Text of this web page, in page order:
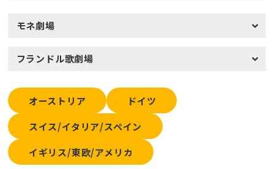
モネ劇場
フランドル歌劇場
オーストリア
ドイツ
スイス/イタリア/スペイン
イギリス/東欧/アメリカ